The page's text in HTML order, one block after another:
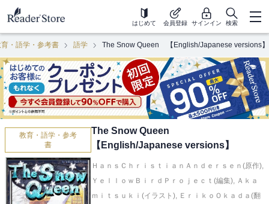
はじめて 会員登録 サインイン 検索
・語学・参考書 語学 The Snow Queen 【English/Japanese versions】
教育・語学・参考
書
The Snow Queen
【English/Japanese versions】
ＨａｎｓＣｈｒｉｓｔｉａｎＡｎｄｅｒｓｅｎ(原作),
ＹｅｌｌｏｗＢｉｒｄＰｒｏｊｅｃｔ(編集), Ａｋａ
ｍｉｔｓｕｋｉ(イラスト), ＥｒｉｋｏＯｋａｄａ(翻